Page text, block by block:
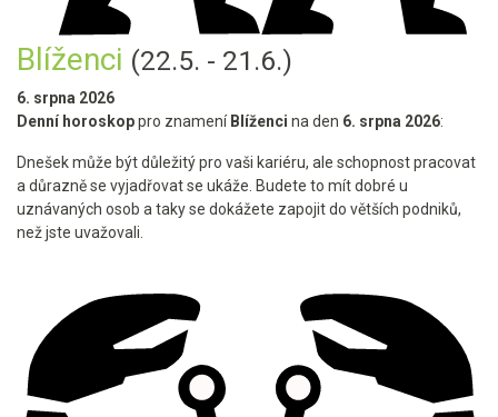
Blíženci (22.5. - 21.6.)
6. srpna 2026
Denní horoskoppro znamení Blíženci na den 6. srpna 2026:
Dnešek může být důležitý pro vaši kariéru, ale schopnost pracovat
a důrazně se vyjadřovat se ukáže. Budete to mít dobré u
uznávaných osob a taky se dokážete zapojit do větších podniků,
než jste uvažovali.